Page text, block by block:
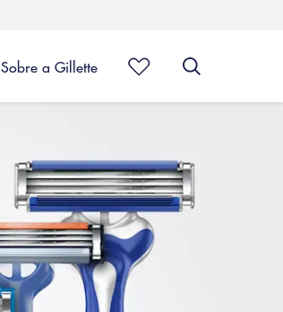
Sobre a Gillette